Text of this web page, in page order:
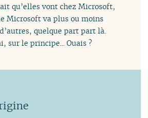
qu’elles vont chez Microsoft,
Microsoft va plus ou moins
quelque part part là.
sur le principe... Ouais ?